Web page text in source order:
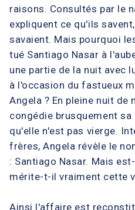
raisons. Consultés par le
expliquent ce qu'ils
savaient. Mais pourquoi
tué Santiago Nasar à
une partie de la nuit avec
à l'occasion du fastueux
Angela ? En pleine nuit de
congédie brusquement
qu'elle n'est pas vierge.
frères, Angela révèle le
: Santiago Nasar. Mais
mérite-t-il vraiment cette
Ainsi l'affaire est